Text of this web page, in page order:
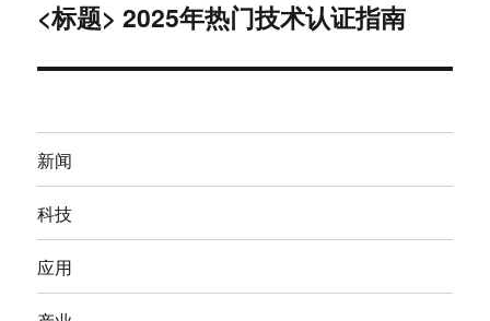
下
文
<标题> 2025年热门技术认证指南
新闻
科技
应用